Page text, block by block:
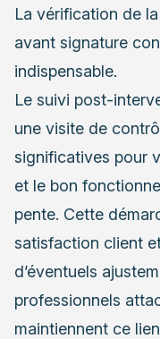
La vérification de
avant signature
indispensable.
Le suivi post-
une visite de
significatives pour
et le bon
pente. Cette
satisfaction client
d’éventuels
professionnels
maintiennent ce